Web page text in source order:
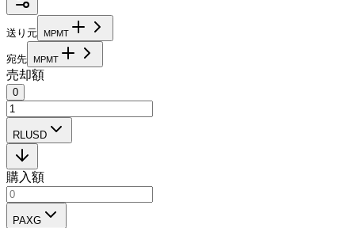
送り元 MPMT
宛先 MPMT
売却額
0
RLUSD
購入額
PAXG